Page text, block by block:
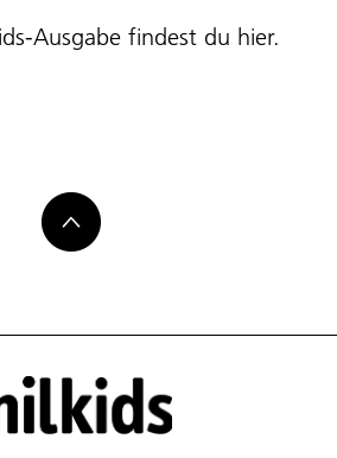
Ausgabe findest du hier.